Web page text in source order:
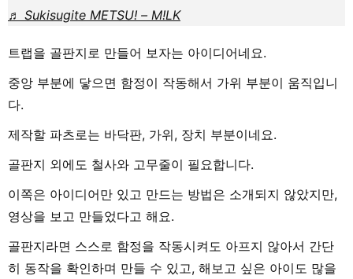
♬ Sukisugite METSU! – M!LK
트랩을 골판지로 만들어 보자는 아이디어네요.
중앙 부분에 닿으면 함정이 작동해서 가위 부분이 움직입니
다.
제작할 파츠로는 바닥판, 가위, 장치 부분이네요.
골판지 외에도 철사와 고무줄이 필요합니다.
이쪽은 아이디어만 있고 만드는 방법은 소개되지 않았지만,
영상을 보고 만들었다고 해요.
골판지라면 스스로 함정을 작동시켜도 아프지 않아서 간단
히 동작을 확인하며 만들 수 있고, 해보고 싶은 아이도 많을